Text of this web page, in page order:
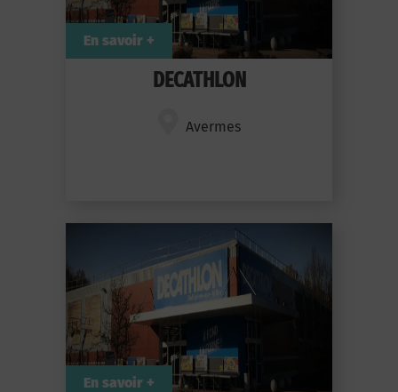
DECATHLON
Avermes
En savoir +
En savoir +